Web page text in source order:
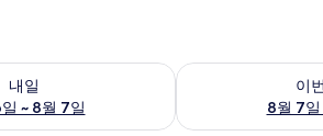
내일
~ 8월 7일
확인, 8월 6일 ~ 8월 7일
이
8월 7일
이번 주말 예약 가